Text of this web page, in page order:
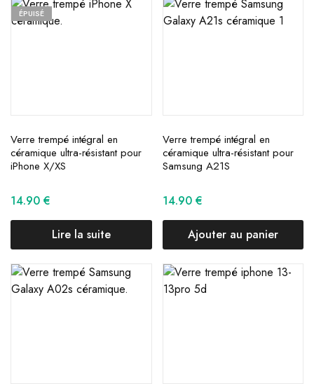
ÉPUISÉ
Verre trempé intégral en
céramique ultra-résistant pour
iPhone X/XS
14.90 €
Lire la suite
Verre trempé intégral en
céramique ultra-résistant pour
Samsung A21S
14.90 €
Ajouter au panier